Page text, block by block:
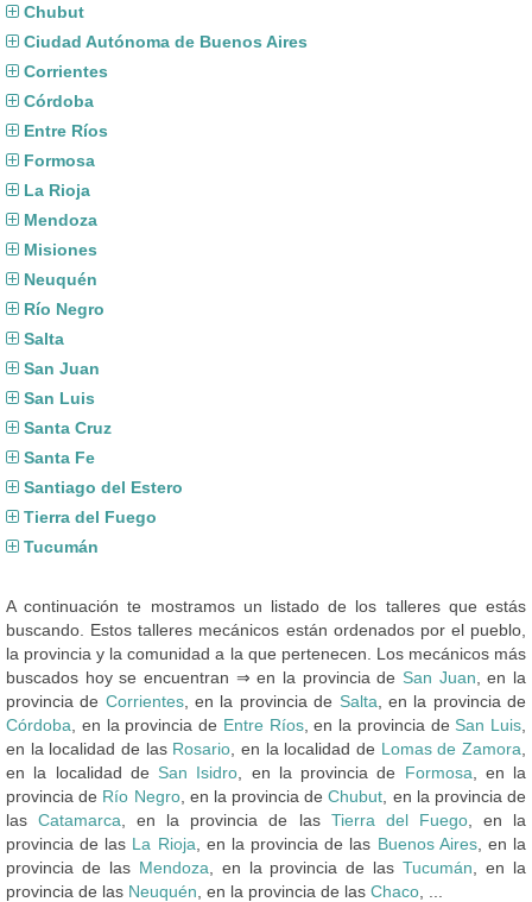
Chubut
Ciudad Autónoma de Buenos Aires
Corrientes
Córdoba
Entre Ríos
Formosa
La Rioja
Mendoza
Misiones
Neuquén
Río Negro
Salta
San Juan
San Luis
Santa Cruz
Santa Fe
Santiago del Estero
Tierra del Fuego
Tucumán
A continuación te mostramos un listado de los talleres que estás
buscando. Estos talleres mecánicos están ordenados por el pueblo,
la provincia y la comunidad a la que pertenecen. Los mecánicos más
buscados hoy se encuentran ⇒ en la provincia de San Juan , en la
provincia de Corrientes, en la provincia de Salta , en la provincia de
Córdoba , en la provincia de Entre Ríos, en la provincia de San Luis
en la localidad de las Rosario , en la localidad de Lomas de Zamora
en la localidad de San Isidro , en la provincia de Formosa , en la
provincia de Río Negro, en la provincia deChubut , en la provincia de
lasCatamarca , en la provincia de las Tierra del Fuego, en la
provincia de las La Rioja , en la provincia de las Buenos Aires, en la
provincia de las Mendoza , en la provincia de lasTucumán , en la
provincia de las Neuquén , en la provincia de las Chaco